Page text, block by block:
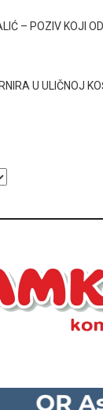
– POZIV KOJI
U ULIČNOJ